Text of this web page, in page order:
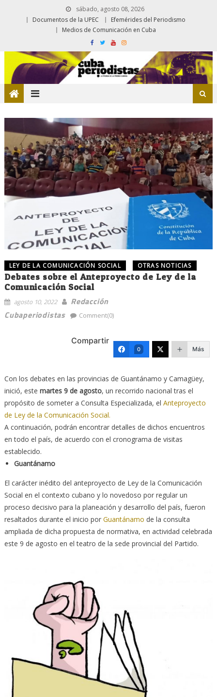
sábado, agosto 08, 2026
Documentos de la UPEC
Efemérides del Periodismo
Medios de Comunicación en Cuba
LEY DE LA COMUNICACIÓN SOCIAL OTRAS NOTICIAS
Debates sobre el Anteproyecto de Ley de la
Comunicación Social
agosto 10, 2022
Redacción
Cubaperiodistas
Comment(0)
Compartir
0 Más
Con los debates en las provincias de Guantánamo y Camagüey,
inició, este martes 9 de agosto, un recorrido nacional tras el
propósito de someter a Consulta Especializada, el Anteproyecto
de Ley de la Comunicación Social.
A continuación, podrán encontrar detalles de dichos encuentros
en todo el país, de acuerdo con el cronograma de visitas
establecido.
Guantánamo
El carácter inédito del anteproyecto de Ley de la Comunicación
Social en el contexto cubano y lo novedoso por regular un
proceso decisivo para la planeación y desarrollo del país, fueron
resaltados durante el inicio por Guantánamo de la consulta
ampliada de dicha propuesta de normativa, en actividad celebrada
este 9 de agosto en el teatro de la sede provincial del Partido.